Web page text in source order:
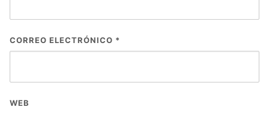
CORREO ELECTRÓNICO *
WEB